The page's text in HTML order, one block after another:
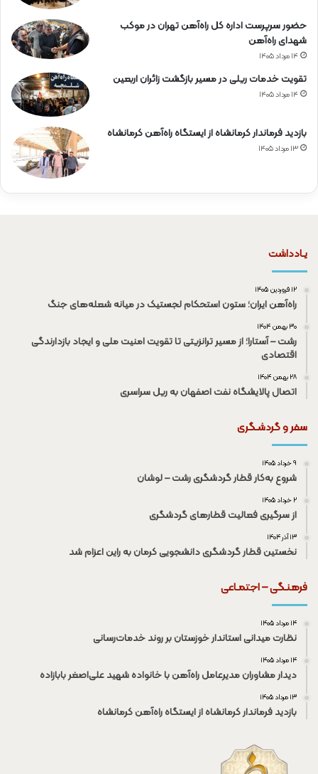
حضور سرپرست اداره کل راه‌آهن تهران در موکب
شهدای راه‌آهن
۱۴ مرداد ۱۴۰۵
تقویت خدمات ریلی در مسیر بازگشت زائران اربعین
۱۴ مرداد ۱۴۰۵
بازدید فرماندار کرمانشاه از ایستگاه راه‌آهن کرمانشاه
۱۳ مرداد ۱۴۰۵
یـادداشت
۱۲ فروردین ۱۴۰۵
راه‌آهن ایران؛ ستون استحکام لجستیک در میانه شعله‌های جنگ
۳۰ بهمن ۱۴۰۴
رشت – آستارا؛ از مسیر ترانزیتی تا تقویت امنیت ملی و ایجاد بازدارندگی
اقتصادی
۲۸ بهمن ۱۴۰۴
اتصال پالایشگاه نفت اصفهان به ریل سراسری
سفر و گردشـگری
۹ خرداد ۱۴۰۵
شروع به‌کار قطار گردشگری رشت – لوشان
۲ خرداد ۱۴۰۵
از سرگیری فعالیت قطار‌های گردشگری
۱۳ آذر ۱۴۰۴
نخستین قطار گردشگری دانشجویی کرمان به راین اعزام شد
فرهنـگی – اجتمـاعی
۱۴ مرداد ۱۴۰۵
نظارت میدانی استاندار خوزستان بر روند خدمات‌رسانی
۱۴ مرداد ۱۴۰۵
دیدار مشاوران مدیرعامل راه‌آهن با خانواده شهید علی‌اصغر بابازاده
۱۳ مرداد ۱۴۰۵
بازدید فرماندار کرمانشاه از ایستگاه راه‌آهن کرمانشاه